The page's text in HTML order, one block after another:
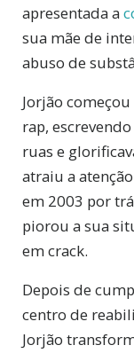
apresentada a
sua mãe de
abuso de
Jorjão
rap,
ruas e
atraiu a
em 2003 por
piorou a sua
em crack.
Depois de
centro de
Jorjão